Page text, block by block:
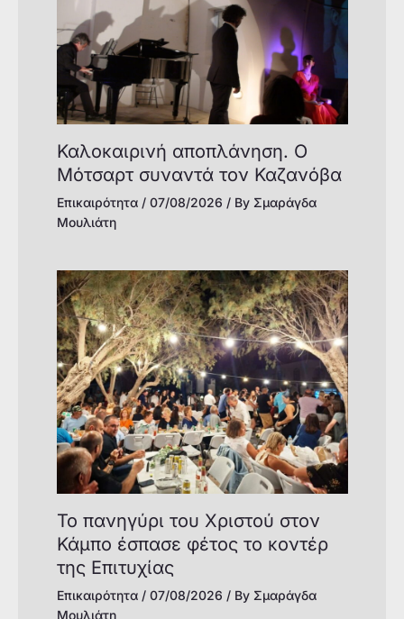
Καλοκαιρινή αποπλάνηση. Ο
Μότσαρτ συναντά τον Καζανόβα
Επικαιρότητα/ 07/08/2026 / By Σμαράγδα
Μουλιάτη
Το πανηγύρι του Χριστού στον
Κάμπο έσπασε φέτος το κοντέρ
της Επιτυχίας
Επικαιρότητα/ 07/08/2026 / By Σμαράγδα
Μουλιάτη